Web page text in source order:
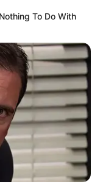
To Do With